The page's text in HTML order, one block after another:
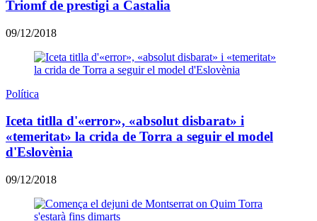
Triomf de prestigi a Castalia
09/12/2018
Política
Iceta titlla d'«error», «absolut disbarat» i
«temeritat» la crida de Torra a seguir el model
d'Eslovènia
09/12/2018